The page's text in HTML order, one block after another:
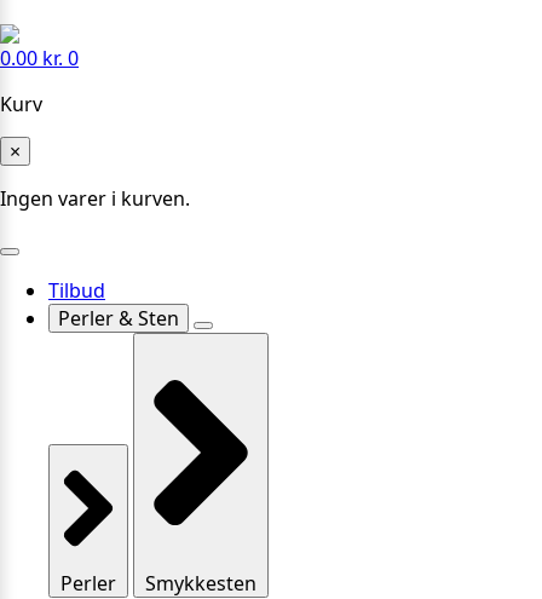
0.00 kr. 0
Kurv
×
Ingen varer i kurven.
Tilbud
Perler & Sten
Perler Smykkesten